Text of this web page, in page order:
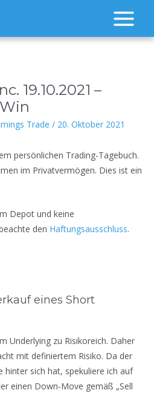
Main
19.10.2021 –
Trade / 20. Oktober 2021
persönlichen Trading-Tagebuch.
im Privatvermögen. Dies ist ein
Depot und keine
den Haftungsausschluss.
eines Short
Underlying zu Risikoreich. Daher
mit definiertem Risiko. Da der
hinter sich hat, spekuliere ich auf
einen Down-Move gemäß „Sell